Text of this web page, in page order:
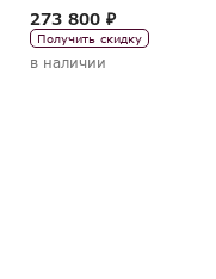
273 800 ₽
Получить скидку
в наличии